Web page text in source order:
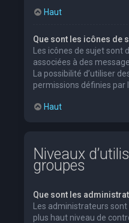
Haut
Que sont les icônes de
Les icônes de sujet sont
associées à des
La possibilité d’utiliser
permissions définies par
Haut
Niveaux
groupes
Que sont les
Les administrateurs
plus haut niveau de